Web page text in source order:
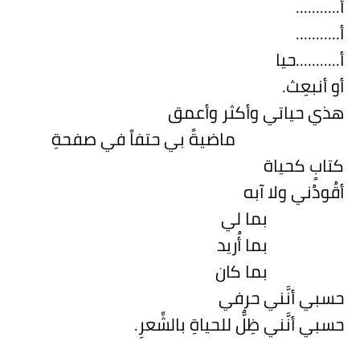
أ...........
أ...........حيا
أو أنبعِث.
هذي حياتي وأكثر وأعمق
ماضيةً بي حتفاً في صفحةِ
كتابٍ كحياة
أقُودُنيولا آبه
بما لي
بما أُريد
بما كان
حسبي أنَّني حرفي
حسبي أنَّني ظِلٌّ للحياةِ بالشِّعرِ.